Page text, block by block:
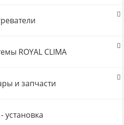
ROYAL CLIMA
и запчасти
установка